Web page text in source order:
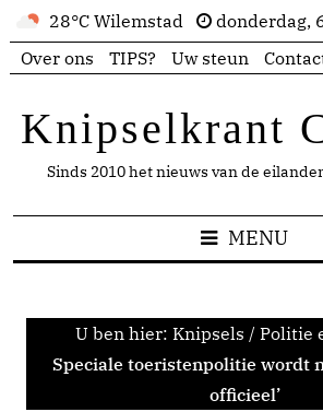
28°C Wilemstad
donderdag,
Over ons
TIPS? Uw steun
Knipselkrant
Sinds 2010 het nieuws van de
MENU
U ben hier: Knipsels / Politie
Speciale toeristenpolitie wordt
officieel’